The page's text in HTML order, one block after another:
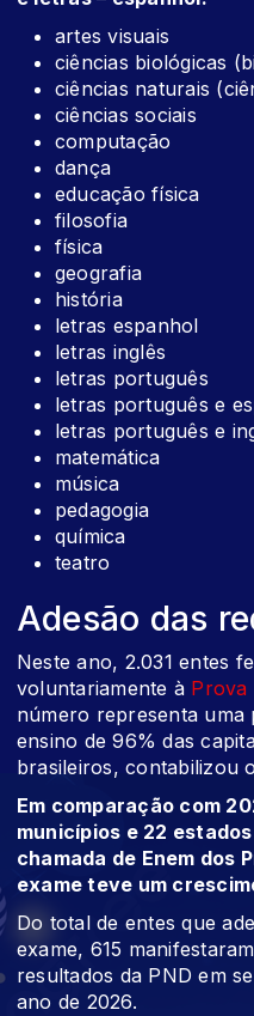
artes visuais
ciências biológicas
ciências naturais
ciências sociais
computação
dança
educação física
filosofia
física
geografia
história
letras espanhol
letras inglês
letras português
letras português e
letras português e
matemática
música
pedagogia
química
teatro
Adesão das
Neste ano, 2.031 entes
voluntariamente à Prova
número representa uma
ensino de 96% das
brasileiros, contabilizou
Em comparação com
municípios e 22
chamada de Enem dos
exame teve um
Do total de entes que
exame, 615
resultados da PND em
ano de 2026.